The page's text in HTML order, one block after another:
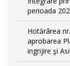
perioada
Hotărârea
aprobarea
ingrijire şi